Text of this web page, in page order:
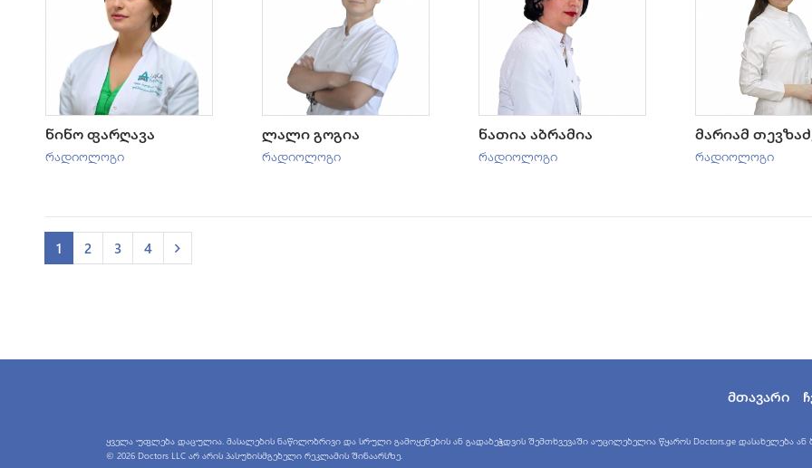
ნინო ფარღავა
რადიოლოგი
ლალი გოგია
რადიოლოგი
ნათია აბრამია
რადიოლოგი
მარიამ
რადიოლოგი
1 2 3 4
მთავარი
ყველა უფლება დაცულია. მასალების ნაწილობრივი და სრული გამოყენების ან გადაბეჭდვის შემთხვევაში აუცილებელია წყაროს Doctors.ge დასახელება
© 2026 Doctors LLC არ არის პასუხისმგებელი რეკლამის შინაარსზე.